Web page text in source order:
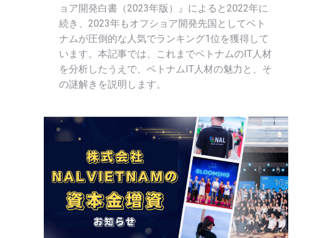
ョア開発白書（2023年版）』によると2022年に
続き、2023年もオフショア開発先国としてベト
ナムが圧倒的な人気でランキング1位を獲得して
います。本記事では、これまでベトナムのIT人材
を分析したうえで、ベトナムIT人材の魅力と、そ
の謎解きを説明します。